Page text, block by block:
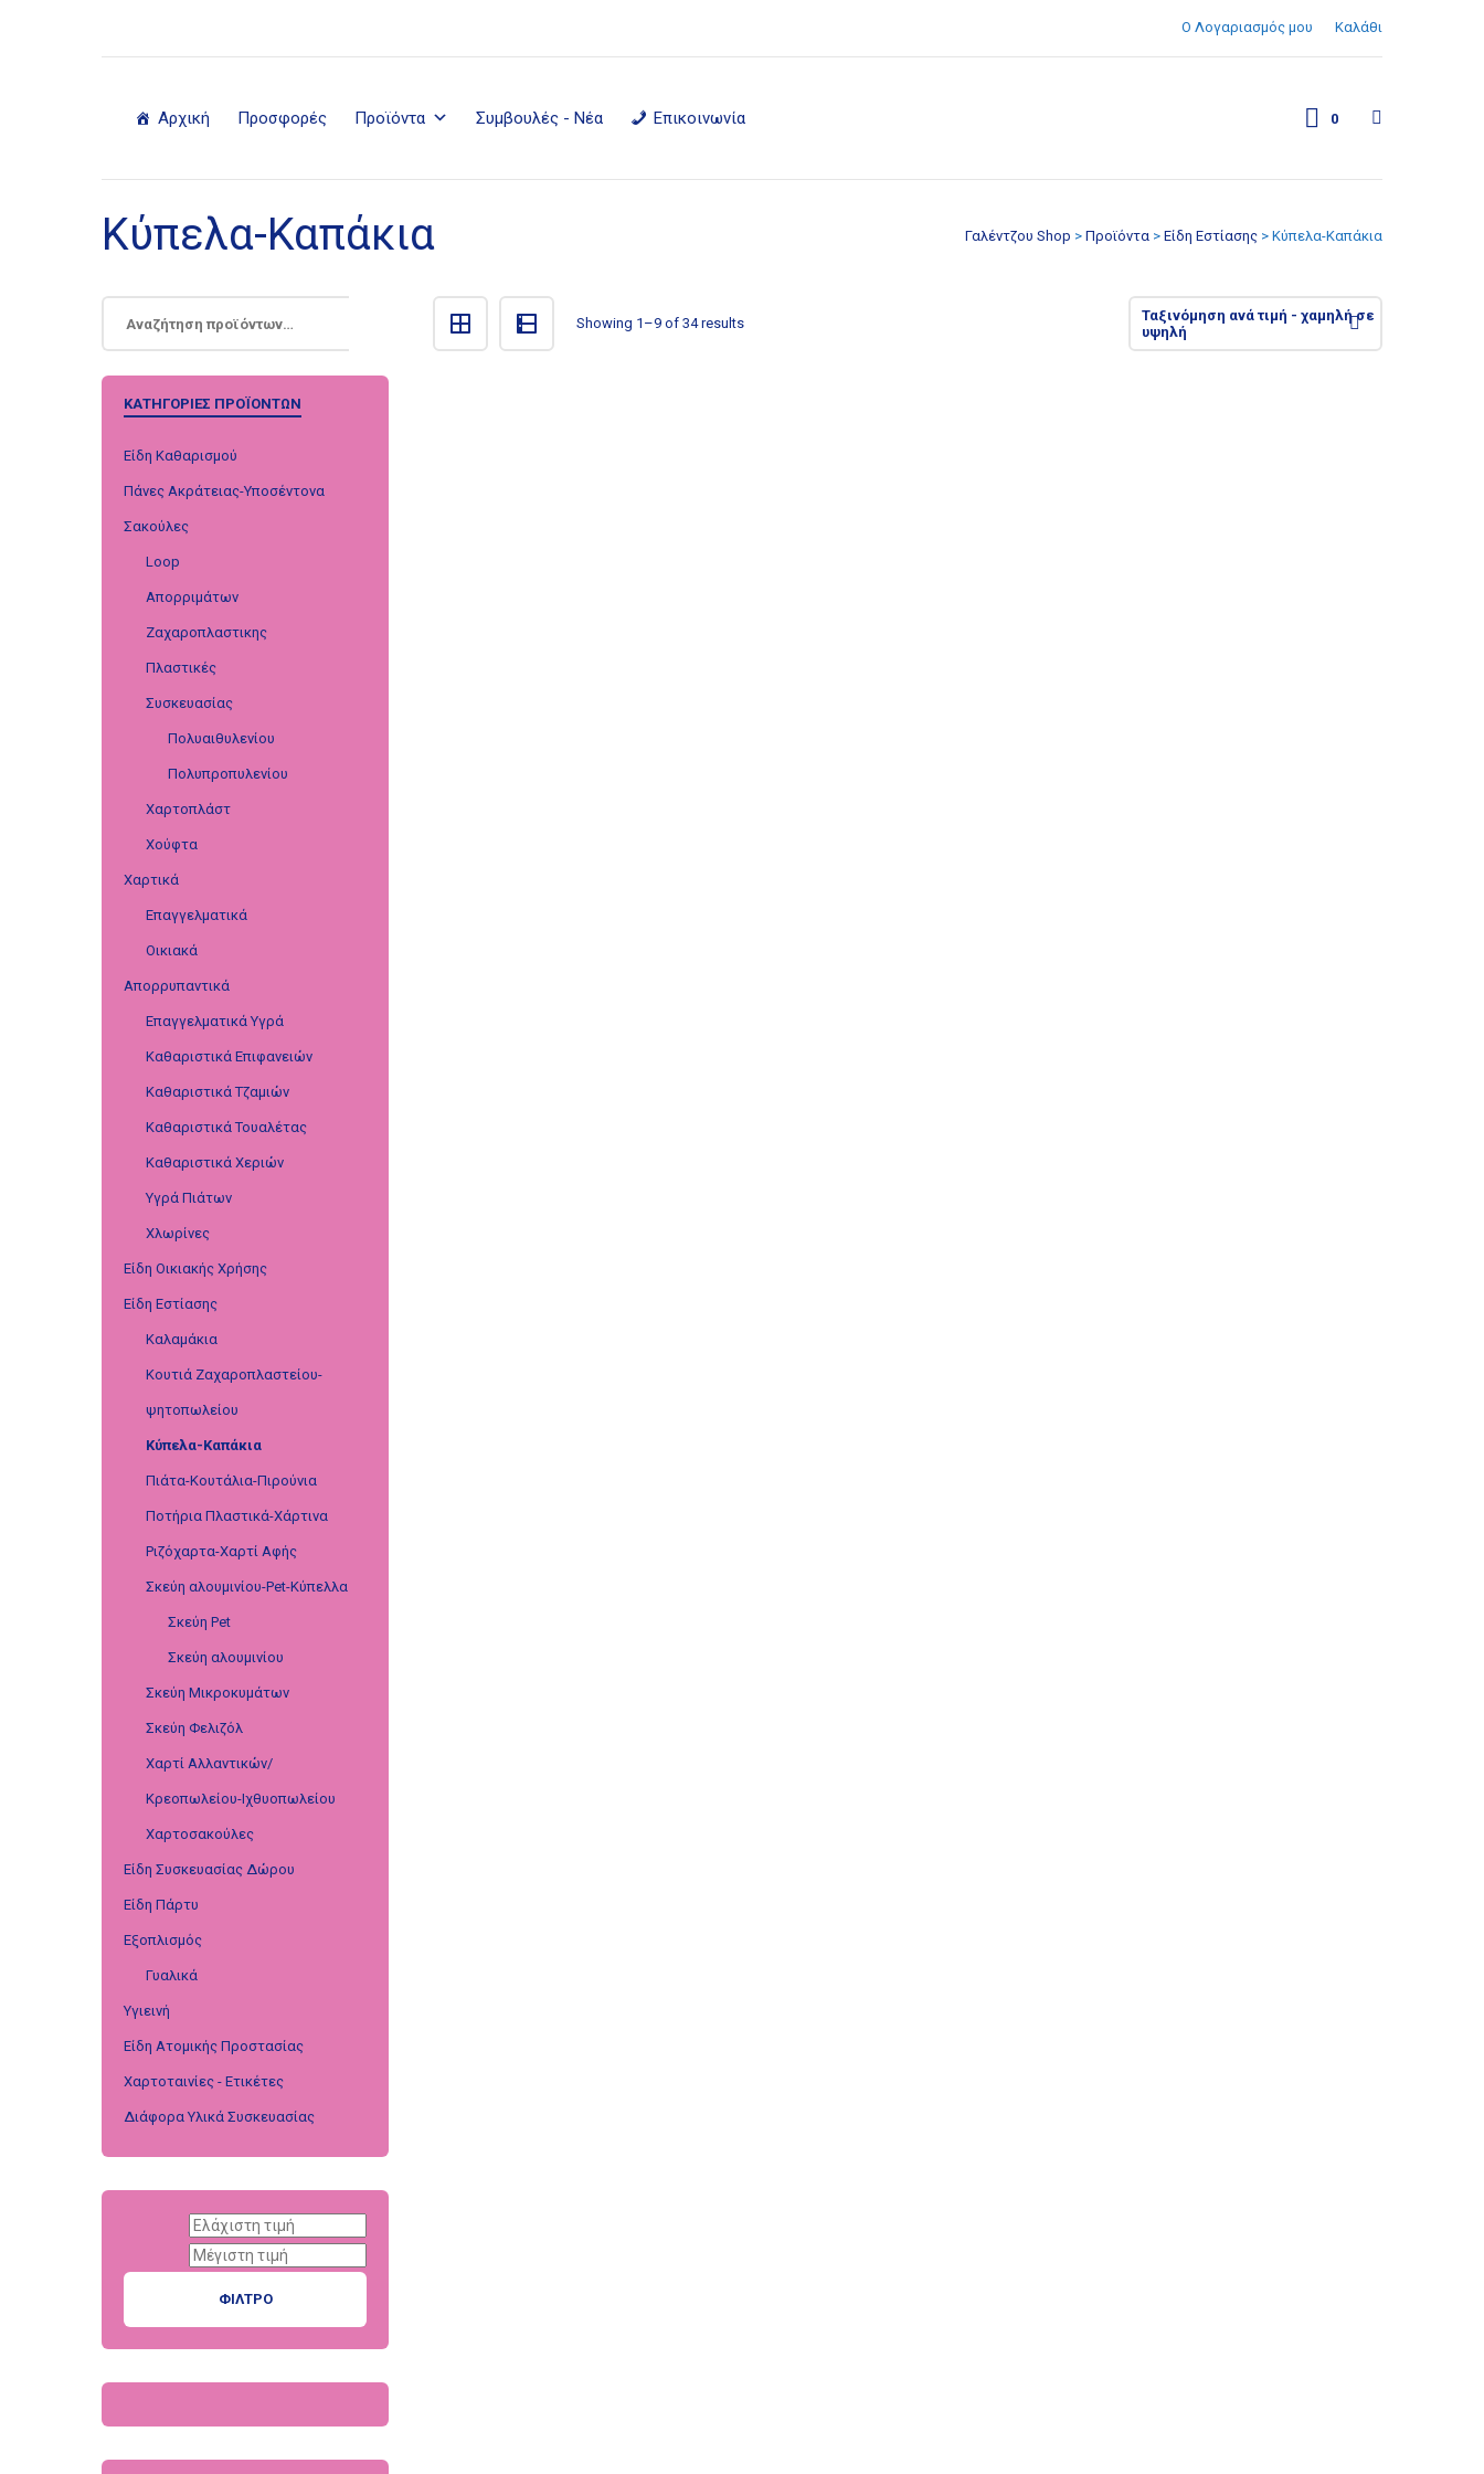
Ο Λογαριασμός μου Καλάθι
Αρχική Προσφορές Προϊόντα Συμβουλές - Νέα Επικοινωνία 0
Κύπελα-Καπάκια Γαλέντζου Shop > Προϊόντα > Είδη Εστίασης > Κύπελα-Καπάκια
Showing 1–9 of 34 results
ΚΑΤΗΓΟΡΊΕΣ ΠΡΟΪΌΝΤΩΝ
Είδη Καθαρισμού
Πάνες Ακράτειας-Υποσέντονα
Σακούλες
Loop
Απορριμάτων
Ζαχαροπλαστικης
Πλαστικές
Συσκευασίας
Πολυαιθυλενίου
Πολυπροπυλενίου
Χαρτοπλάστ
Χούφτα
Χαρτικά
Επαγγελματικά
Οικιακά
Απορρυπαντικά
Επαγγελματικά Υγρά
Καθαριστικά Επιφανειών
Καθαριστικά Τζαμιών
Καθαριστικά Τουαλέτας
Καθαριστικά Χεριών
Υγρά Πιάτων
Χλωρίνες
Είδη Οικιακής Χρήσης
Είδη Εστίασης
Καλαμάκια
Κουτιά Ζαχαροπλαστείου-
ψητοπωλείου
Κύπελα-Καπάκια
Πιάτα-Κουτάλια-Πιρούνια
Ποτήρια Πλαστικά-Χάρτινα
Ριζόχαρτα-Χαρτί Αφής
Σκεύη αλουμινίου-Pet-Κύπελλα
Σκεύη Pet
Σκεύη αλουμινίου
Σκεύη Μικροκυμάτων
Σκεύη Φελιζόλ
Χαρτί Αλλαντικών/
Κρεοπωλείου-Ιχθυοπωλείου
Χαρτοσακούλες
Είδη Συσκευασίας Δώρου
Είδη Πάρτυ
Εξοπλισμός
Γυαλικά
Υγιεινή
Είδη Ατομικής Προστασίας
Χαρτοταινίες - Ετικέτες
Διάφορα Υλικά Συσκευασίας
ΦΊΛΤΡΟ